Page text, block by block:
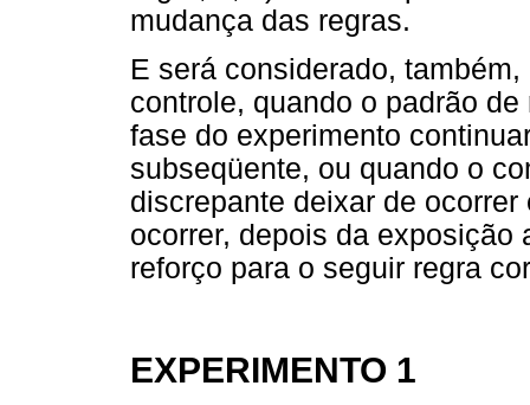
mudança das regras.
E será considerado,
controle, quando o padrão
fase do experimento
subseqüente, ou quando o
discrepante deixar de
ocorrer, depois da exposição
reforço para o seguir regra
EXPERIMENTO 1